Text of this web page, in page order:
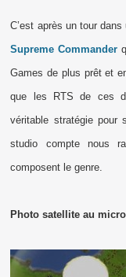
C’est après un tour
Supreme Commander
Games de plus prêt et
que les RTS de ces
véritable stratégie pour
studio compte nous
composent le genre.
Photo satellite au